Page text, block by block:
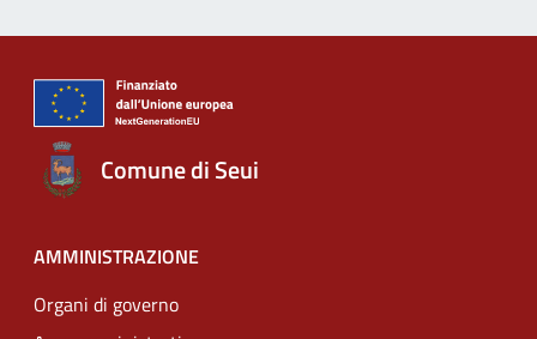
Comune di Seui
AMMINISTRAZIONE
Organi di governo